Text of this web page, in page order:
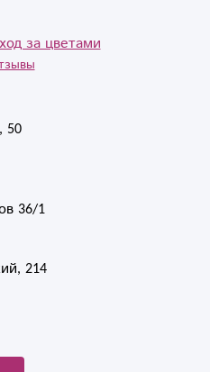
50
36/1
214
за цветами